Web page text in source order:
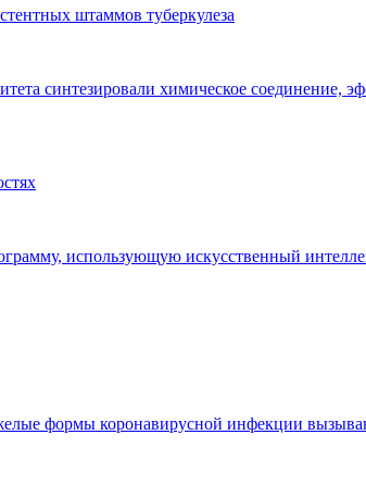
штаммов туберкулеза
синтезировали химическое
использующую искусственный
формы коронавирусной инфекции